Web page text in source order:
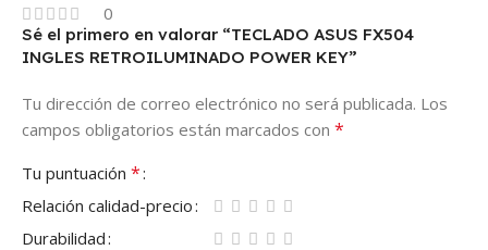
0
Sé el primero en valorar “TECLADO ASUS FX504
INGLES RETROILUMINADO POWER KEY”
Tu dirección de correo electrónico no será publicada. Los
campos obligatorios están marcados con *
Tu puntuación *
Relación calidad-precio
Durabilidad